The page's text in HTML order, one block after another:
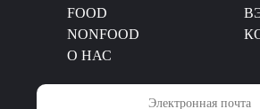
FOOD
NONFOOD
О НАС